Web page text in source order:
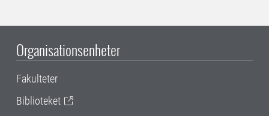
Organisationsenheter
Fakulteter
Biblioteket